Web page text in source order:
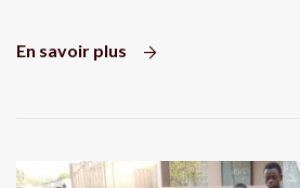
En savoir plus